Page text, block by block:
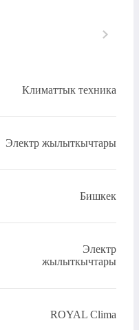
Климаттык техника
Электр жылыткычтары
Бишкек
Электр
жылыткычтары
ROYAL Clima